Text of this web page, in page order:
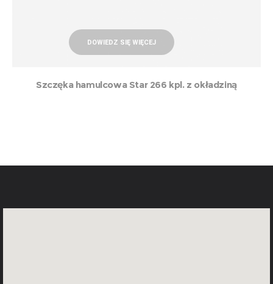
DOWIEDZ SIĘ WIĘCEJ
Szczęka hamulcowa Star 266 kpl. z okładziną